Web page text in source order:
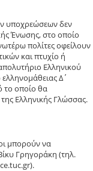
υποχρεώσεων δεν
Ένωσης, στο οποίο
πολίτες οφείλουν
και πτυχίο ή
Ελληνικού
Δ΄
το οποίο θα
Ελληνικής Γλώσσας.
μπορούν να
Γρηγοράκη (τηλ.